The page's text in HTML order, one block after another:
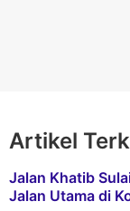
Artikel
Jalan Khatib
Jalan Utama di